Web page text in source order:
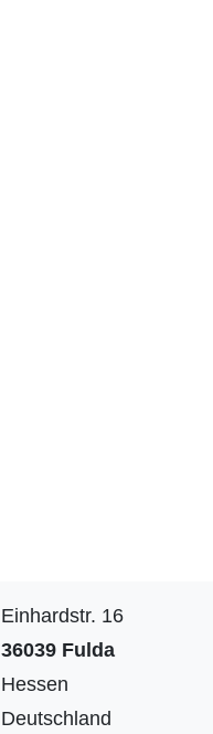
Einhardstr. 16
36039 Fulda
Hessen
Deutschland